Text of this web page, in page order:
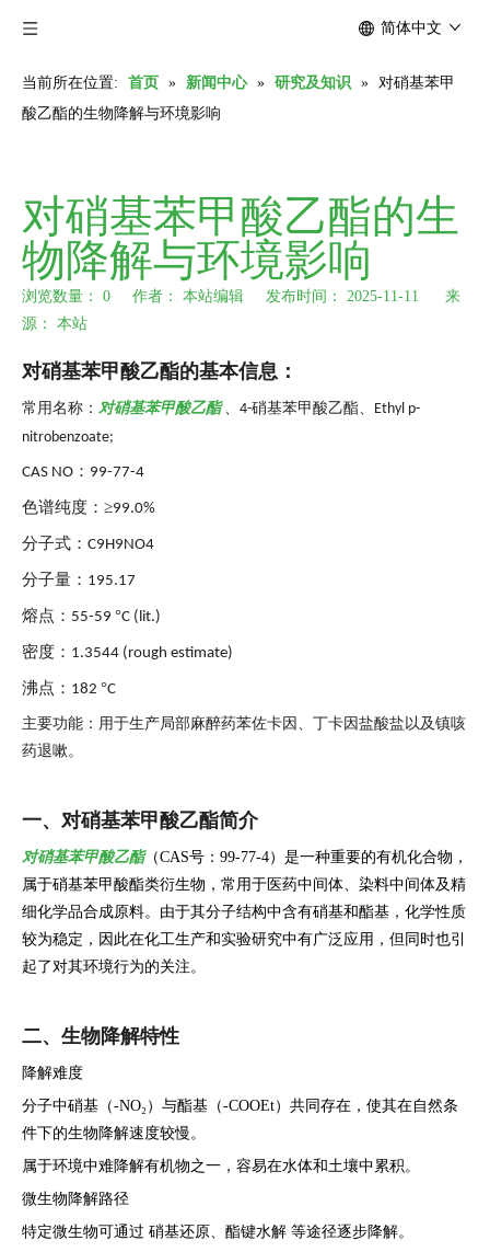
简体中文
当前所在位置: 首页 » 新闻中心 » 研究及知识 » 对硝基苯甲
酸乙酯的生物降解与环境影响
对硝基苯甲酸乙酯的生
物降解与环境影响
浏览数量： 0 作者： 本站编辑 发布时间： 2025-11-11 来
源： 本站
["wechat","weibo","qzone","douban","email"]
对硝基苯甲酸乙酯的基本信息 ：
常用名称： 对硝基苯甲酸乙酯 、 4-硝基苯甲酸乙酯、 Ethyl p-
nitrobenzoate;
CAS NO ： 99-77-4
色谱纯度：≥99.0%
分子式： C9H9NO4
分子量： 195.17
熔点： 55-59 °C (lit.)
密度： 1.3544 (rough estimate)
沸点： 182 °C
主要功能：用于生产局部麻醉药苯佐卡因、丁卡因盐酸盐以及镇咳
药退嗽。
一、对硝基苯甲酸乙酯简介
对硝基苯甲酸乙酯（CAS号：99-77-4）是一种重要的有机化合物，
属于硝基苯甲酸酯类衍生物，常用于医药中间体、染料中间体及精
细化学品合成原料。由于其分子结构中含有硝基和酯基，化学性质
较为稳定，因此在化工生产和实验研究中有广泛应用，但同时也引
起了对其环境行为的关注。
二、生物降解特性
降解难度
分子中硝基（-NO₂）与酯基（-COOEt）共同存在，使其在自然条
件下的生物降解速度较慢。
属于环境中难降解有机物之一，容易在水体和土壤中累积。
微生物降解路径
特定微生物可通过 硝基还原、酯键水解 等途径逐步降解。